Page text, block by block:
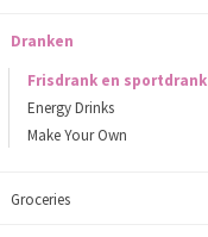
Dranken
Frisdrank en sportdrank
Energy Drinks
Make Your Own
Groceries